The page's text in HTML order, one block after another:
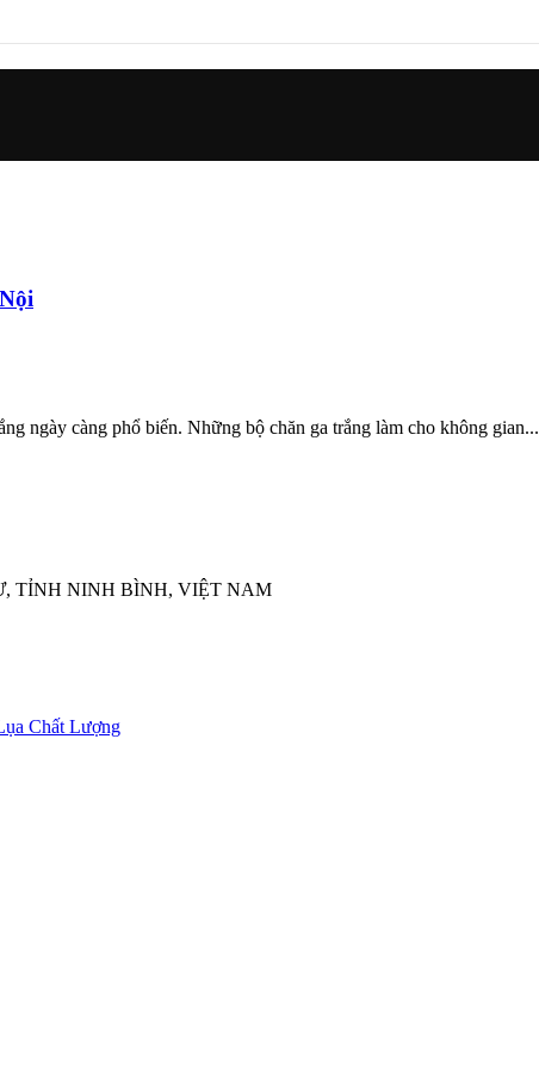
ngày càng phổ biến. Những bộ chăn ga trắng làm cho không gian...
TỈNH NINH BÌNH, VIỆT NAM
Chất Lượng